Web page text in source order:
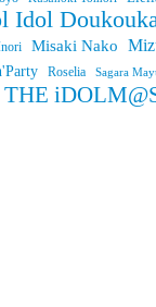
Idol
Misaki Nako
Roselia Sagara
THE